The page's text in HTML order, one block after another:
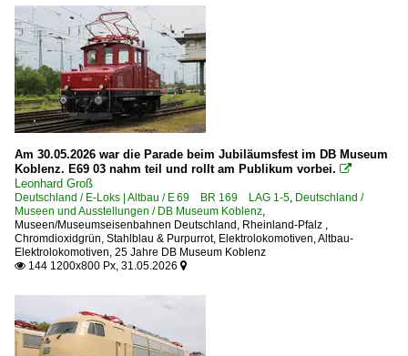
Schnellzugwagen m-Wagen UIC-X 53-55, 58, 60, 63
TEE- und Rheingold-Wagen
Umbauwagen 3-achsig
Personenwagen | Altbauwagen
23-31 Packwagen
35, 40 Henschel-Wegmann-Zug
37-39 D-Zug Salon-'Schürzenwagen'
38-39 D-Zug 'Schürzenwagen'
Innenansichten Altbauwagen
Personenwagen | Begleit- und Sonderwagen
Begleitwagen | alle Umbauten
Am 30.05.2026 war die Parade beim Jubiläumsfest im DB Museum
Koblenz. E69 03 nahm teil und rollt am Publikum vorbei. 
Leonhard Groß
Deutschland / E-Loks | Altbau / E 69 BR 169 LAG 1-5, Deutschland /
Museen und Ausstellungen / DB Museum Koblenz,
Museen/Museumseisenbahnen Deutschland , Rheinland-Pfalz ,
Chromdioxidgrün, Stahlblau & Purpurrot, Elektrolokomotiven,Altbau-
Elektrolokomotiven, 25 Jahre DB Museum Koblenz
 144 1200x800 Px, 31.05.2026 